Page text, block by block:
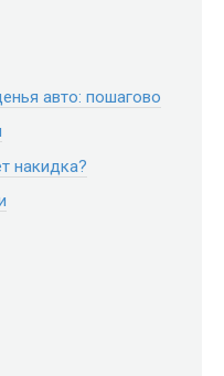
авто: пошагово
накидка?